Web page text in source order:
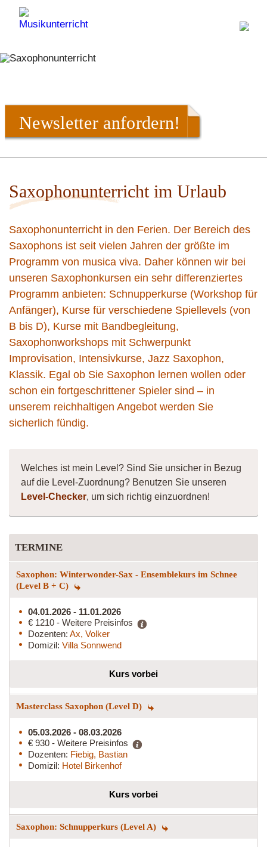
Newsletter anfordern!
Saxophonunterricht im Urlaub
Saxophonunterricht in den Ferien. Der Bereich des
Saxophons ist seit vielen Jahren der größte im
Programm von musica viva. Daher können wir bei
unseren Saxophonkursen ein sehr differenziertes
Programm anbieten: Schnupperkurse (Workshop für
Anfänger), Kurse für verschiedene Spiellevels (von
B bis D), Kurse mit Bandbegleitung,
Saxophonworkshops mit Schwerpunkt
Improvisation, Intensivkurse, Jazz Saxophon,
Klassik. Egal ob Sie Saxophon lernen wollen oder
schon ein fortgeschrittener Spieler sind – in
unserem reichhaltigen Angebot werden Sie
sicherlich fündig.
Welches ist mein Level? Sind Sie unsicher in Bezug
auf die Level-Zuordnung? Benutzen Sie unseren
Level-Checker, um sich richtig einzuordnen!
TERMINE
Saxophon: Winterwonder-Sax - Ensemblekurs im Schnee
(Level B + C)
04.01.2026 - 11.01.2026
€ 1210 - Weitere Preisinfos
Dozenten: Ax, Volker
Domizil: Villa Sonnwend
Kurs vorbei
Masterclass Saxophon (Level D)
05.03.2026 - 08.03.2026
€ 930 - Weitere Preisinfos
Dozenten: Fiebig, Bastian
Domizil: Hotel Birkenhof
Kurs vorbei
Saxophon: Schnupperkurs (Level A)